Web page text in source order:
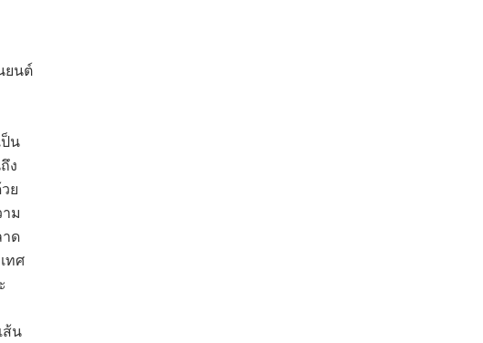
ยนต์
น
ง
ย
ม
ด
ทศ
ส้น